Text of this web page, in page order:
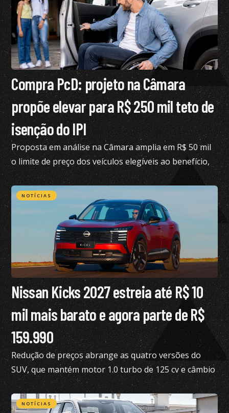
Compra PcD: projeto na Câmara
propõe elevar para R$ 250 mil teto de
isenção do IPI
Proposta em análise na Câmara amplia em R$ 50 mil
o limite de preço dos veículos elegíveis ao benefício,
hoje fixado em R$ 200 mil
NOTÍCIAS
Nissan Kicks 2027 estreia até R$ 10
mil mais barato e agora parte de R$
159.990
Redução de preços abrange as quatro versões do
SUV, que mantém motor 1.0 turbo de 125 cv e câmbio
de dupla embreagem
NOTÍCIAS